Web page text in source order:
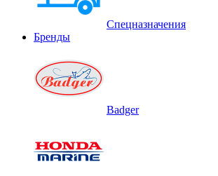
Спецназначения
Бренды
Badger